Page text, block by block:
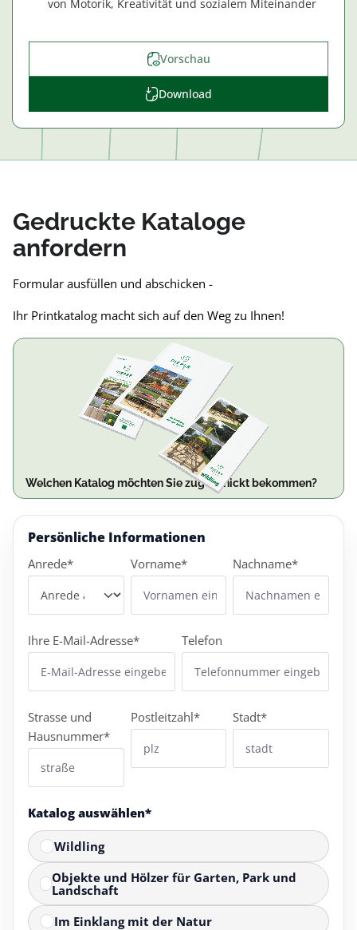
von Motorik, Kreativität und sozialem Miteinander
Vorschau
Download
Gedruckte Kataloge
anfordern
Formular ausfüllen und abschicken -
Ihr Printkatalog macht sich auf den Weg zu Ihnen!
Welchen Katalog möchten Sie zugeschickt bekommen?
Persönliche Informationen
Anrede* Vorname* Nachname*
Ihre E-Mail-Adresse* Telefon
Strasse und
Hausnummer*
Postleitzahl* Stadt*
Katalog auswählen*
Wildling
Objekte und Hölzer für Garten, Park und
Landschaft
Im Einklang mit der Natur